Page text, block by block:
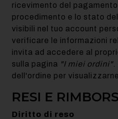
ricevimento del
procedimento e lo stato
visibili nel tuo account
verificare le informazioni
invita ad accedere al
sulla pagina "I miei ordini".
dell'ordine per
RESI E
Diritto di reso